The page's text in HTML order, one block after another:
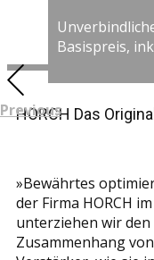
Basispreis,
Previous
HORCH Das Original
»Bewährtes
der Firma HORCH
unterziehen wir den
Zusammenhang